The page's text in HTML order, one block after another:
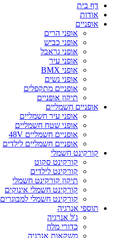
דף בית
אודות
אופניים
אופני הרים
אופני כביש
אופני גראבל
אופני עיר
אופני BMX
אופני נשים
אופניים מתקפלים
תיקון אופניים
אופניים חשמליים
אופני עיר חשמליים
אופני שטח חשמליים
אופניים חשמליים 48V
אופניים חשמליים לילדים
קורקינט חשמלי
קורקינט סקוט
קורקינט לילדים
תיקון קורקינט חשמלי
קורקינט חשמלי אינוקים
קורקינט חשמלי למבוגרים
תוספי אנרגיה
ג'ל אנרגיה
כדורי מלח
משקאות אנרגיה